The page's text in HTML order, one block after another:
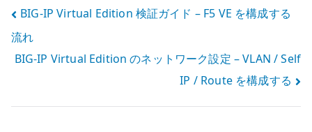
の役割
投
稿
ナ
ビ
BIG-IP Virtual Edition 検証ガイド – F5 VE を構成する
流れ
BIG-IP Virtual Edition のネットワーク設定 – VLAN / Self
IP / Route を構成する